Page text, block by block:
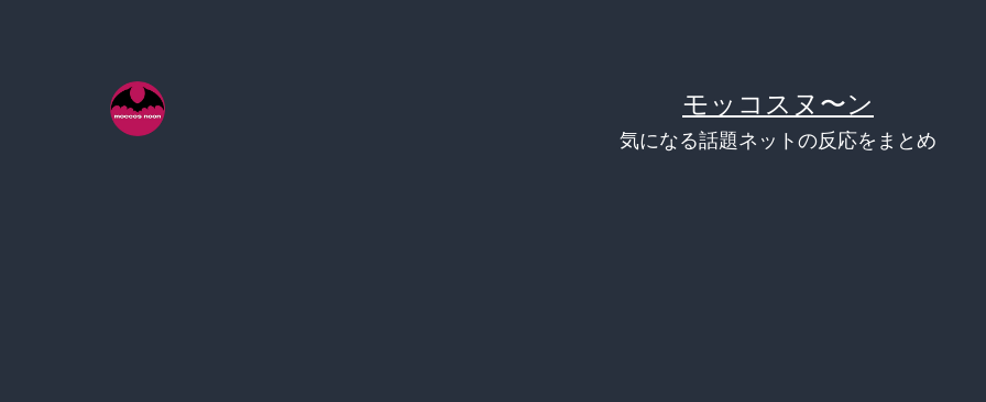
モッコスヌ〜ン
気になる話題ネットの反応をまとめ